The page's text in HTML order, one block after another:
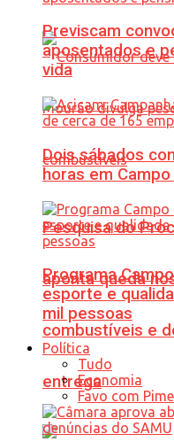
Pesquisa do
aponta queda
combustíveis e
entrega
Previscam
aposentados e
vida
Dois sábados
horas em
Programa
esporte e
mil pessoas
Política
Tudo
Economia
Favo com